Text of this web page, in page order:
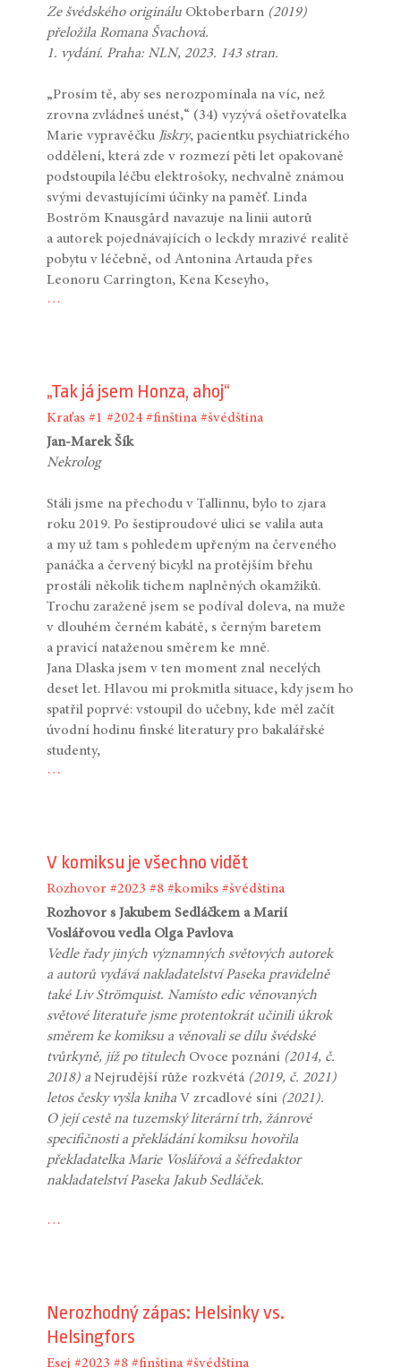
Ze švédského originálu Oktoberbarn (2019)
přeložila Romana Švachová.
1. vydání. Praha: NLN, 2023. 143 stran.
„Prosím tě, aby ses nerozpomínala na víc, než
zrovna zvládneš unést,“ (34) vyzývá ošetřovatelka
Marie vypravěčku Jiskry, pacientku psychiatrického
oddělení, která zde v rozmezí pěti let opakovaně
podstoupila léčbu elektrošoky, nechvalně známou
svými devastujícími účinky na paměť. Linda
Boström Knausgård navazuje na linii autorů
a autorek pojednávajících o leckdy mrazivé realitě
pobytu v léčebně, od Antonina Artauda přes
Leonoru Carrington, Kena Keseyho,
…
„Tak já jsem Honza, ahoj“
Kraťas #1 #2024 #finština #švédština
Jan-Marek Šík
Nekrolog
Stáli jsme na přechodu v Tallinnu, bylo to zjara
roku 2019. Po šestiproudové ulici se valila auta
a my už tam s pohledem upřeným na červeného
panáčka a červený bicykl na protějším břehu
prostáli několik tichem naplněných okamžiků.
Trochu zaraženě jsem se podíval doleva, na muže
v dlouhém černém kabátě, s černým baretem
a pravicí nataženou směrem ke mně.
Jana Dlaska jsem v ten moment znal necelých
deset let. Hlavou mi prokmitla situace, kdy jsem ho
spatřil poprvé: vstoupil do učebny, kde měl začít
úvodní hodinu finské literatury pro bakalářské
studenty,
…
V komiksu je všechno vidět
Rozhovor #2023 #8 #komiks #švédština
Rozhovor s Jakubem Sedláčkem a Marií
Voslářovou vedla Olga Pavlova
Vedle řady jiných významných světových autorek
a autorů vydává nakladatelství Paseka pravidelně
také Liv Strömquist. Namísto edic věnovaných
světové literatuře jsme protentokrát učinili úkrok
směrem ke komiksu a věnovali se dílu švédské
tvůrkyně, jíž po titulech Ovoce poznání (2014, č.
2018) aNejrudější růže rozkvétá (2019, č. 2021)
letos česky vyšla knihaV zrcadlové síni (2021).
O její cestě na tuzemský literární trh, žánrové
specifičnosti a překládání komiksu hovořila
překladatelka Marie Voslářová a šéfredaktor
nakladatelství Paseka Jakub Sedláček.
…
Nerozhodný zápas: Helsinky vs.
Helsingfors
Esej #2023 #8 #finština #švédština